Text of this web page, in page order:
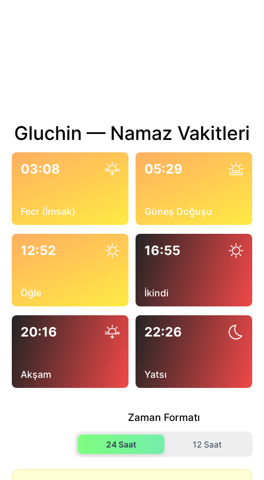
Gluchin — Namaz Vakitleri
03:08
Fecr (İmsak)
05:29
Güneş Doğuşu
12:52
Öğle
16:55
İkindi
20:16
Akşam
22:26
Yatsı
Zaman Formatı
24 Saat 12 Saat